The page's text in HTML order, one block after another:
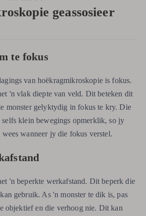
geassosieer
te fokus
van hoëkragmikroskopie is fokus.
'n vlak diepte van veld. Dit beteken dit
monster gelyktydig in fokus te kry. Die
klein bewegings opmerklik, so jy
wanneer jy die fokus verstel.
'n beperkte werkafstand. Dit beperk die
gebruik. As 'n monster te dik is, pas
objektief en die verhoog nie. Dit kan